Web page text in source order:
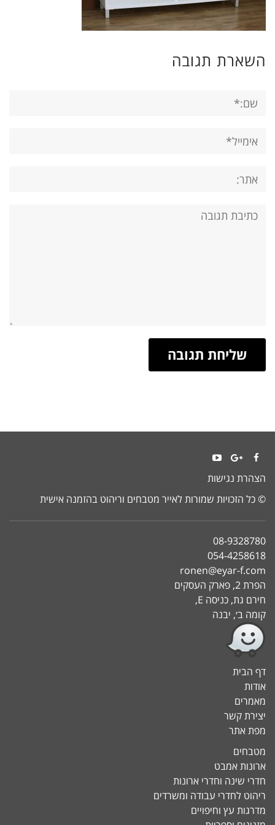
השארת תגובה
תגובה:
Facebook
Google+
YouTubeהצהרת נגישות
© כל הזכויות שמורות לאייר מטבחים וריהוט בהזמנה אישית
08-9328780
054-4258618
ronen@eyar-f.com
הפרת 2, פארק העסקים
חירם גת, כניסה E,
קומה ב׳, יבנה
דף הבית
אודות
מאמרים
יצירת קשר
מפת אתר
מטבחים
ארונות אמבט
חדרי שינה וחדרי ארונות
ריהוט לחדרי עבודה ומשרדים
מדרגות עץ וחיפויים